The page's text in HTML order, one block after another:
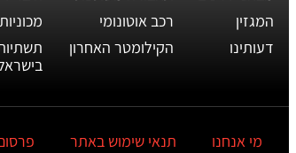
המגזין
דעותינו
רכב אוטונומי
הקילומטר האחרון
מי אנחנו תנאי שימוש באתר